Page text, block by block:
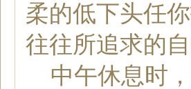
柔的低下头任
往往所追求的
中午休息时